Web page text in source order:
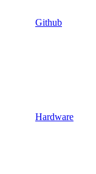
Github
Hardware